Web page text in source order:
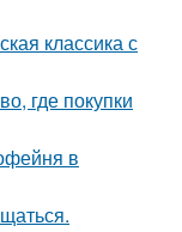
классика с
где покупки
в